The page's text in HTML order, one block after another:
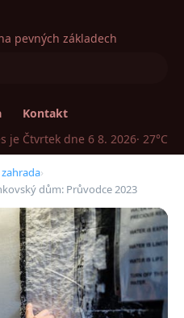
pevných základech
Kontakt
je Čtvrtek dne 6 8. 2026· 27°C
›
dům: Průvodce 2023